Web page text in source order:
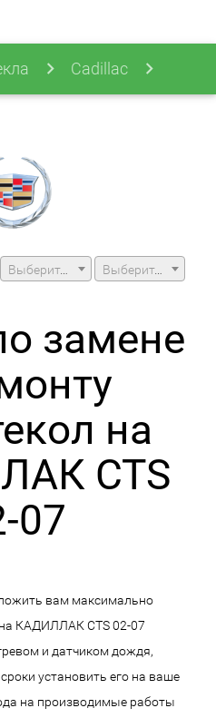
Cadillac
Выберите модель машины Выберите модификацию
замене
на
CTS
07
вам максимально
КАДИЛЛАК CTS 02-07
и датчиком дождя,
установить его на ваше
на производимые работы